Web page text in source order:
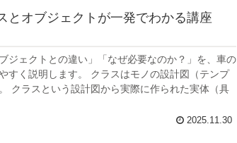
とオブジェクトが一発でわかる講座
ジェクトとの違い」「なぜ必要なのか？」を、車の
すく説明します。 クラスはモノの設計図（テンプ
クラスという設計図から実際に作られた実体（具
2025.11.30